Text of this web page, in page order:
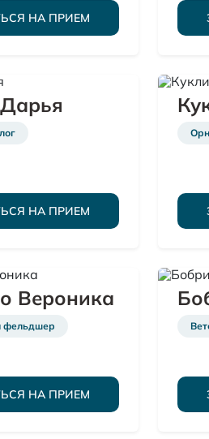
НА ПРИЕМ
НА ПРИЕМ
Вероника
фельдшер
НА ПРИЕМ